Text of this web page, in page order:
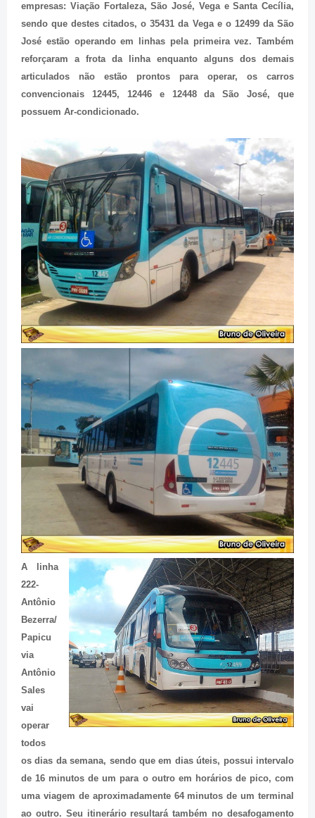
empresas: Viação Fortaleza, São José, Vega e Santa Cecília,
sendo que destes citados, o 35431 da Vega e o 12499 da São
José estão operando em linhas pela primeira vez. Também
reforçaram a frota da linha enquanto alguns dos demais
articulados não estão prontos para operar, os carros
convencionais 12445, 12446 e 12448 da São José, que
possuem Ar-condicionado.
A linha
222-
Antônio
Bezerra/
Papicu
via
Antônio
Sales
vai
operar
todos
os dias da semana, sendo que em dias úteis, possui intervalo
de 16 minutos de um para o outro em horários de pico, com
uma viagem de aproximadamente 64 minutos de um terminal
ao outro. Seu itinerário resultará também no desafogamento